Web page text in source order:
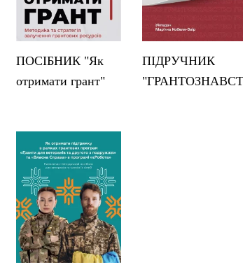
ПОСІБНИК "Як
отримати грант"
ПІДРУЧНИК